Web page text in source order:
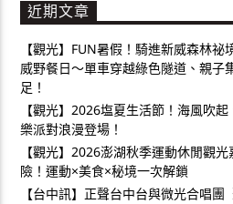
近期文章
【觀光】FUN暑假！騎進新威森林
威野餐日～單車穿越綠色隧道、親子
足！
【觀光】2026塩夏生活節！海風吹
樂派對浪漫登場！
【觀光】2026澎湖秋季運動休閒觀
險！運動×美食×秘境一次解鎖
【台中訊】正聲台中台與微光合唱